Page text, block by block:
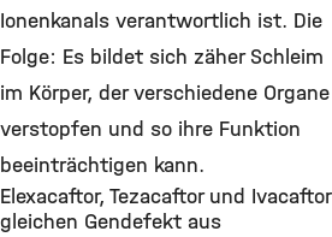
Ionenkanals verantwortlich ist. Die
Folge: Es bildet sich zäher Schleim
im Körper, der verschiedene Organe
verstopfen und so ihre Funktion
beeinträchtigen kann.
Elexacaftor, Tezacaftor und Ivacaftor
gleichen Gendefekt aus